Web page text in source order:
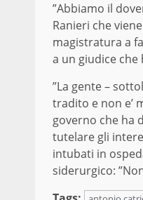
”Abbiamo il
Ranieri che
magistratura a
a un giudice che
”La gente –
tradito e non e’
governo che ha
tutelare gli
intubati in
siderurgico: